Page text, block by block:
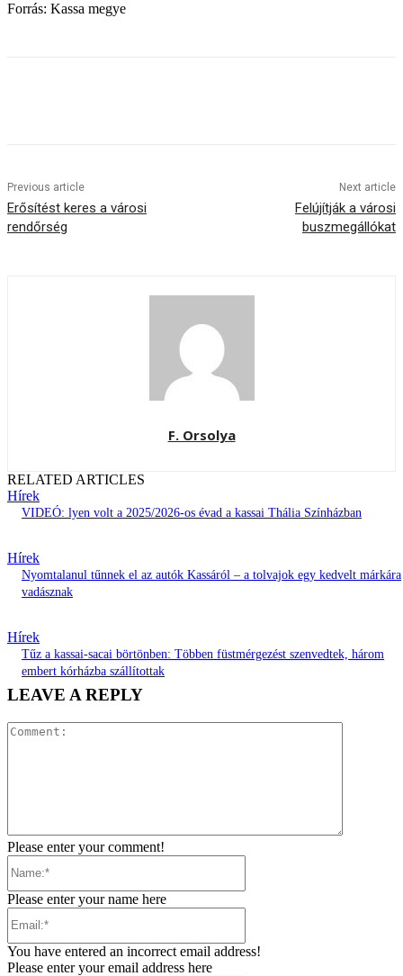
Forrás: Kassa megye
Previous article
Erősítést keres a városi
rendőrség
Next article
Felújítják a városi
buszmegállókat
F. Orsolya
RELATED ARTICLES
Hírek
VIDEÓ: lyen volt a 2025/2026-os évad a kassai Thália Színházban
Hírek
Nyomtalanul tűnnek el az autók Kassáról – a tolvajok egy kedvelt márkára
vadásznak
Hírek
Tűz a kassai-sacai börtönben: Többen füstmérgezést szenvedtek, három
embert kórházba szállítottak
LEAVE A REPLY
Please enter your comment!
Please enter your name here
You have entered an incorrect email address!
Please enter your email address here